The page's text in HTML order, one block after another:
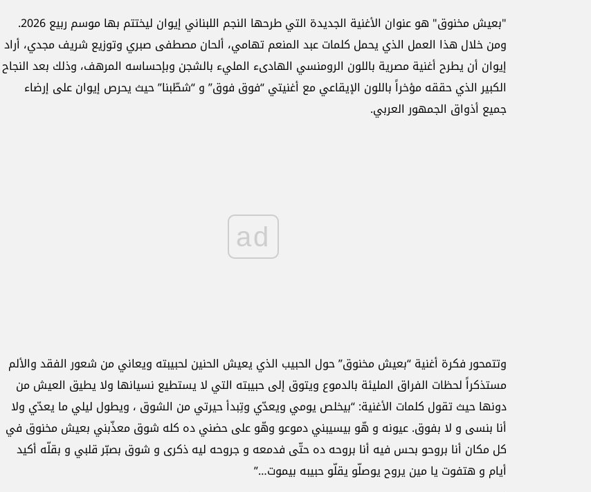
"بعيش مخنوق" هو عنوان الأغنية الجديدة التي طرحها النجم اللبناني إيوان ليختتم بها موسم ربيع 2026.
ومن خلال هذا العمل الذي يحمل كلمات عبد المنعم تهامي، ألحان مصطفى صبري وتوزيع شريف مجدي، أراد
إيوان أن يطرح أغنية مصرية باللون الرومنسي الهادىء المليء بالشجن وبإحساسه المرهف، وذلك بعد النجاح
الكبير الذي حققه مؤخراً باللون الإيقاعي مع أغنيتي “فوق فوق” و “شطّبنا” حيث يحرص إيوان على إرضاء
جميع أذواق الجمهور العربي.
ad
وتتمحور فكرة أغنية “بعيش مخنوق” حول الحبيب الذي يعيش الحنين لحبيبته ويعاني من شعور الفقد والألم
مستذكراً لحظات الفراق المليئة بالدموع ويتوق إلى حبيبته التي لا يستطيع نسيانها ولا يطيق العيش من
دونها حيث تقول كلمات الأغنية: “بيخلص يومي ويعدّي وتِبدأ حيرتي من الشوق ، ويطول ليلي ما يعدّي ولا
أنا بنسى و لا بفوق. عيونه و هّو بيسيبني دموعو وهّو على حضني ده كله شوق معذّبني بعيش مخنوق في
كل مكان أنا بروحو بحس فيه أنا بروحه ده حتّى فدمعه و جروحه ليه ذكرى و شوق بصبّر قلبي و بقلّه أكيد
أيام و هتفوت يا مين يروح يوصلّو يقلّو حبيبه بيموت…”